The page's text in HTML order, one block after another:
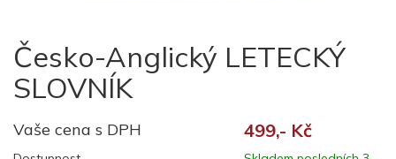
Česko-Anglický LETECKÝ
SLOVNÍK
Vaše cena s DPH 499,- Kč